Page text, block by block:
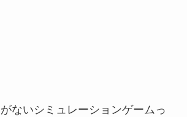
ないシミュレーションゲームっ